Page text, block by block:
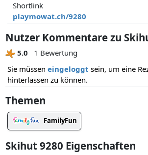
Shortlink
playmowat.ch/9280
Nutzer Kommentare zu
5.0
1 Bewertung
Sie müssen eingeloggt sein, um eine
hinterlassen zu können.
Themen
FamilyFun
Skihut 9280 Eigenschaften